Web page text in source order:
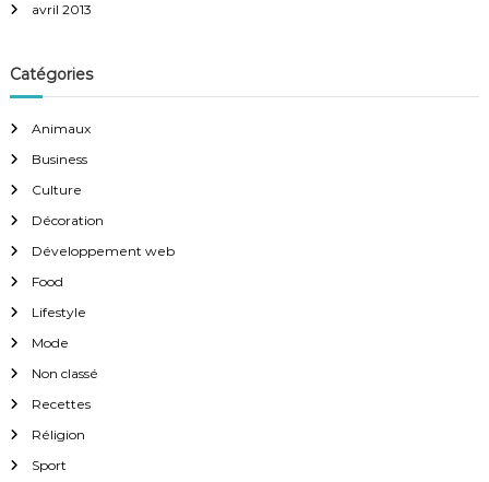
avril 2013
Catégories
Animaux
Business
Culture
Décoration
Développement web
Food
Lifestyle
Mode
Non classé
Recettes
Réligion
Sport